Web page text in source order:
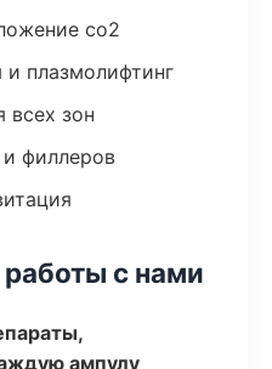
co2
и плазмолифтинг
всех зон
филлеров
с нами
ампулу